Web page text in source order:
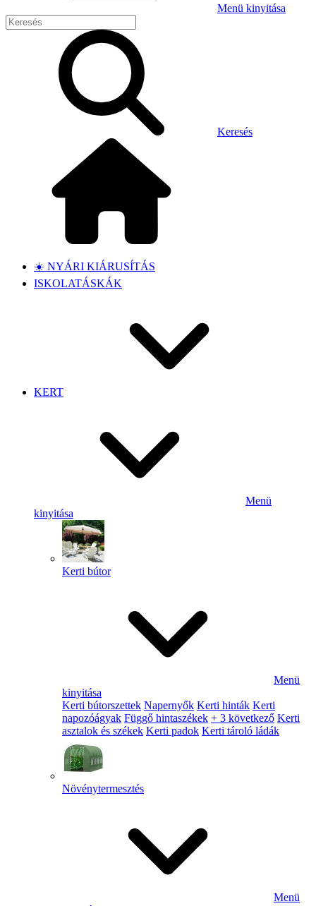
Menü kinyitása
Keresés
☀️ NYÁRI KIÁRUSÍTÁS
ISKOLATÁSKÁK
KERT
Menü
kinyitása
Kerti bútor
Menü
kinyitása
Kerti bútorszettek Napernyők Kerti hinták Kerti
napozóágyak Függő hintaszékek + 3 következő Kerti
asztalok és székek Kerti padok Kerti tároló ládák
Növénytermesztés
Menü